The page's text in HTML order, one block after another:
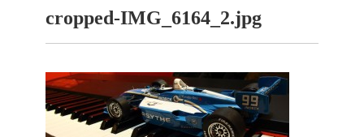
cropped-IMG_6164_2.jpg